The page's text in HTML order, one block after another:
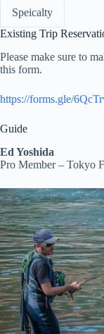
Speicalty
Existing Trip
Please make sure to
this form.
https://forms.gle/
Guide
Ed Yoshida
Pro Member – Tokyo